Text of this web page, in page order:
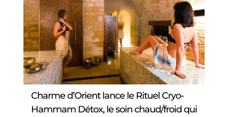
Charme d’Orient lance le Rituel Cryo-
Hammam Détox, le soin chaud/froid qui